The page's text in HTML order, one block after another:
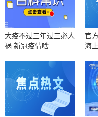
大疫不过三年过三必人
祸 新冠疫情啥
官
海